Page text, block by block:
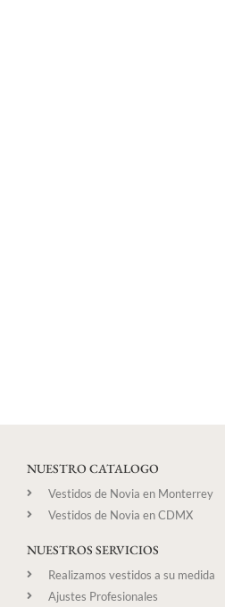
NUESTRO CATALOGO
Vestidos de Novia en Monterrey
Vestidos de Novia en CDMX
NUESTROS SERVICIOS
Realizamos vestidos a su medida
Ajustes Profesionales